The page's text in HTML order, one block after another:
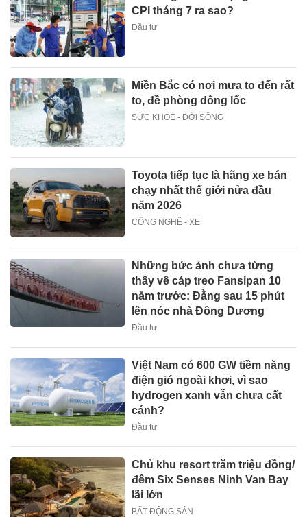
CPI tháng 7 ra sao?
Đầu tư
Miền Bắc có nơi mưa to đến rất
to, đề phòng dông lốc
SỨC KHOẺ - ĐỜI SỐNG
Toyota tiếp tục là hãng xe bán
chạy nhất thế giới nửa đầu
năm 2026
CÔNG NGHỆ - XE
Những bức ảnh chưa từng
thấy về cáp treo Fansipan 10
năm trước: Đằng sau 15 phút
lên nóc nhà Đông Dương
Đầu tư
Việt Nam có 600 GW tiềm năng
điện gió ngoài khơi, vì sao
hydrogen xanh vẫn chưa cất
cánh?
Đầu tư
Chủ khu resort trăm triệu đồng/
đêm Six Senses Ninh Van Bay
lãi lớn
BẤT ĐỘNG SẢN